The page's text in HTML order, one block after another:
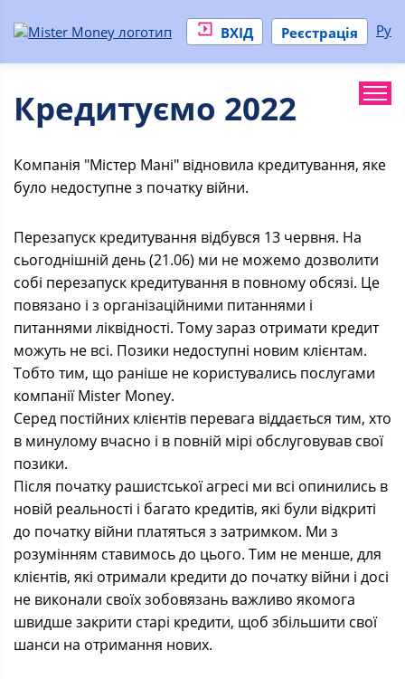
ВХІД Реєстрація Ру
Кредитуємо 2022
Компанія "Містер Мані" відновила кредитування, яке
було недоступне з початку війни.
Перезапуск кредитування відбувся 13 червня. На
сьогоднішній день (21.06) ми не можемо дозволити
собі перезапуск кредитування в повному обсязі. Це
повязано і з організаційними питаннями і
питаннями ліквідності. Тому зараз отримати кредит
можуть не всі. Позики недоступні новим клієнтам.
Тобто тим, що раніше не користувались послугами
компанії Mister Money.
Серед постійних клієнтів перевага віддається тим, хто
в минулому вчасно і в повній мірі обслуговував свої
позики.
Після початку рашистської агресі ми всі опинились в
новій реальності і багато кредитів, які були відкриті
до початку війни платяться з затримком. Ми з
розумінням ставимось до цього. Тим не менше, для
клієнтів, які отримали кредити до початку війни і досі
не виконали своїх зобовязань важливо якомога
швидше закрити старі кредити, щоб збільшити свої
шанси на отримання нових.